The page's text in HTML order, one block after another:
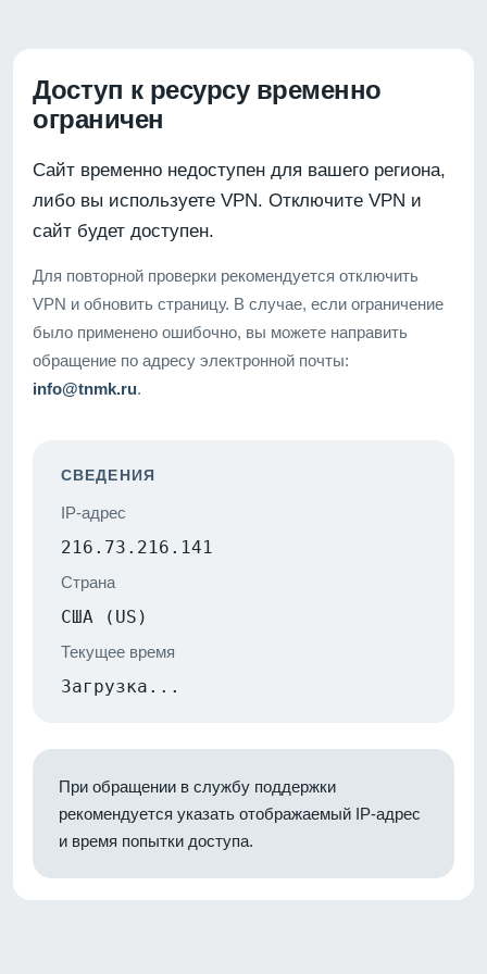
Доступ к ресурсу временно
ограничен
Сайт временно недоступен для вашего региона,
либо вы используете VPN. Отключите VPN и
сайт будет доступен.
Для повторной проверки рекомендуется отключить
VPN и обновить страницу. В случае, если ограничение
было применено ошибочно, вы можете направить
обращение по адресу электронной почты:
info@tnmk.ru.
СВЕДЕНИЯ
IP-адрес
216.73.216.141
Страна
США (US)
Текущее время
Загрузка...
При обращении в службу поддержки
рекомендуется указать отображаемый IP-адрес
и время попытки доступа.